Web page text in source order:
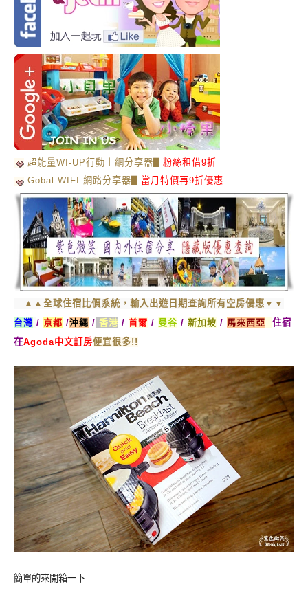
超能量WI-UP行動上網分享器▋ 粉絲租借9折
Gobal WIFI 網路分享器▋ 當月特價再9折優惠
▲▲全球住宿比價系統，輸入出遊日期查詢所有空房優惠▼▼
台灣 / 京都 /沖繩 / 香港 / 首爾 / 曼谷 / 新加坡 / 馬來西亞
住宿
在Agoda中文訂房便宜很多!!
簡單的來開箱一下